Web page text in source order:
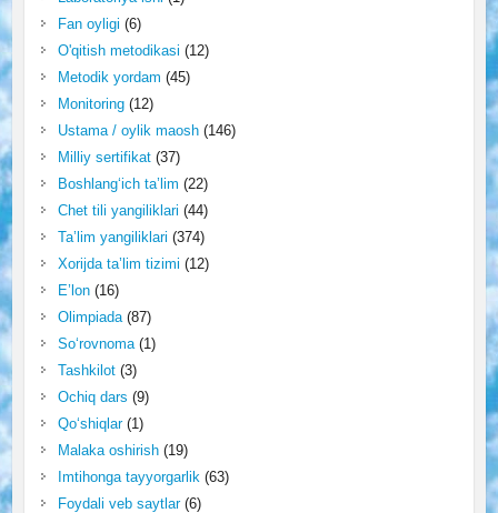
Fan oyligi (6)
O'qitish metodikasi (12)
Metodik yordam (45)
Monitoring(12)
Ustama / oylik maosh(146)
Milliy sertifikat(37)
Boshlang‘ich ta’lim (22)
Chet tili yangiliklari (44)
Ta’lim yangiliklari (374)
Xorijda ta’lim tizimi (12)
E’lon(16)
Olimpiada(87)
So‘rovnoma(1)
Tashkilot(3)
Ochiq dars (9)
Qo‘shiqlar(1)
Malaka oshirish(19)
Imtihonga tayyorgarlik(63)
Foydali veb saytlar(6)